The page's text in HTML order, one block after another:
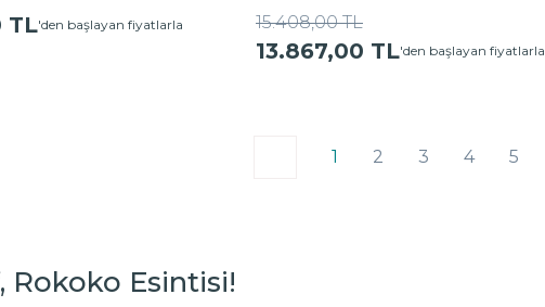
TL'den başlayan fiyatlarla
15.408,00 TL
13.867,00 TL'den başlayan fiyatlarla
1 2 3 4 5
Rokoko Esintisi!